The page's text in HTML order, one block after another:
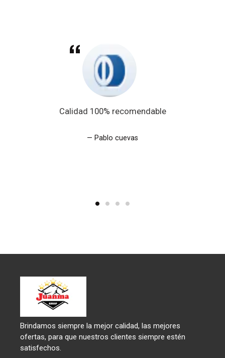
Calidad 100% recomendable
Pablo cuevas
Brindamos siempre la mejor calidad, las mejores
ofertas, para que nuestros clientes siempre estén
satisfechos.